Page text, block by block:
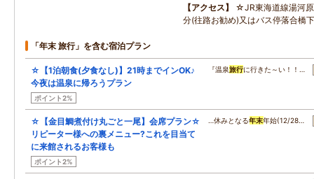
アクセス
☆JR東海道線湯河
分(往路お勧め)又はバス停落合橋
「年末 旅行」を含む宿泊プラン
☆【1泊朝食(夕食なし)】21時までインOK♪
今夜は温泉に帰ろうプラン
ポイント2%
『温泉旅行に行きた～い！！…
☆【金目鯛煮付け丸ごと一尾】会席プラン☆
リピーター様への裏メニュー?これを目当て
に来館されるお客様も
ポイント2%
…休みとなる年末年始(12/28…